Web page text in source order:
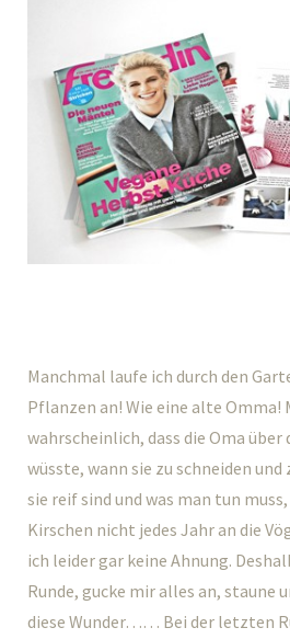
Manchmal laufe ich durch den
Pflanzen an! Wie eine alte Omma!
wahrscheinlich, dass die Oma über
wüsste, wann sie zu schneiden
sie reif sind und was man tun
Kirschen nicht jedes Jahr an die
ich leider gar keine Ahnung.
Runde, gucke mir alles an, staune
diese Wunder…… Bei der letzten